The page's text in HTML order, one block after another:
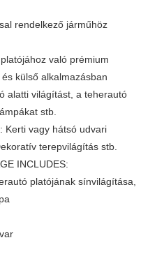
rendelkező járműhöz
való prémium
külső alkalmazásban
alatti világítást, a teherautó
stb.
Kerti vagy hátsó udvari
terepvilágítás stb.
INCLUDES:
platójának sínvilágítása,